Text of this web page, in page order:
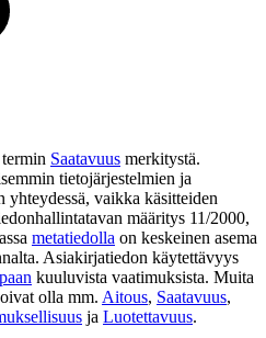
Saatavuus merkitystä.
tietojärjestelmien ja
yhteydessä, vaikka käsitteiden
määritys 11/2000,
metatiedolla on keskeinen asema
Asiakirjatiedon käytettävyys
kuuluvista vaatimuksista. Muita
olla mm. Aitous, Saatavuus,
ja Luotettavuus.